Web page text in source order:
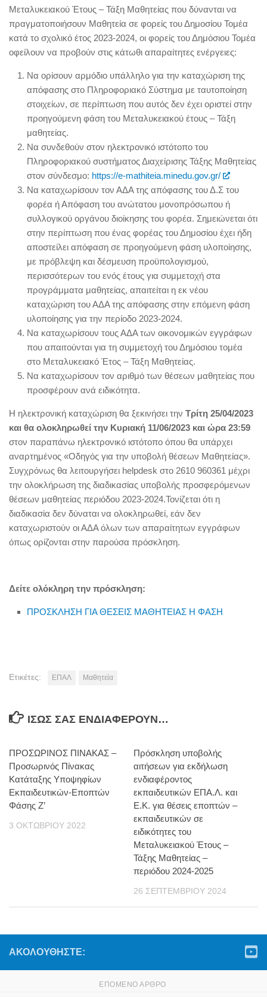
Μεταλυκειακού Έτους – Τάξη Μαθητείας που δύνανται να
πραγματοποιήσουν Μαθητεία σε φορείς του Δημοσίου Τομέα
κατά το σχολικό έτος 2023-2024, οι φορείς του Δημόσιου Τομέα
οφείλουν να προβούν στις κάτωθι απαραίτητες ενέργειες:
Να ορίσουν αρμόδιο υπάλληλο για την καταχώριση της
απόφασης στο Πληροφοριακό Σύστημα με ταυτοποίηση
στοιχείων, σε περίπτωση που αυτός δεν έχει οριστεί στην
προηγούμενη φάση του Μεταλυκειακού έτους – Τάξη
μαθητείας.
Να συνδεθούν στον ηλεκτρονικό ιστότοπο του
Πληροφοριακού συστήματος Διαχείρισης Τάξης Μαθητείας
στον σύνδεσμο: https://e-mathiteia.minedu.gov.gr/
Να καταχωρίσουν τον ΑΔΑ της απόφασης του Δ.Σ του
φορέα ή Απόφαση του ανώτατου μονοπρόσωπου ή
συλλογικού οργάνου διοίκησης του φορέα. Σημειώνεται ότι
στην περίπτωση που ένας φορέας του Δημοσίου έχει ήδη
αποστείλει απόφαση σε προηγούμενη φάση υλοποίησης,
με πρόβλεψη και δέσμευση προϋπολογισμού,
περισσότερων του ενός έτους για συμμετοχή στα
προγράμματα μαθητείας, απαιτείται η εκ νέου
καταχώριση του ΑΔΑ της απόφασης στην επόμενη φάση
υλοποίησης για την περίοδο 2023-2024.
Να καταχωρίσουν τους ΑΔΑ των οικονομικών εγγράφων
που απαιτούνται για τη συμμετοχή του Δημόσιου τομέα
στο Μεταλυκειακό Έτος – Τάξη Μαθητείας.
Να καταχωρίσουν τον αριθμό των θέσεων μαθητείας που
προσφέρουν ανά ειδικότητα.
Η ηλεκτρονική καταχώριση θα ξεκινήσει την Τρίτη 25/04/2023
και θα ολοκληρωθεί την Κυριακή 11/06/2023 και ώρα 23:59
στον παραπάνω ηλεκτρονικό ιστότοπο όπου θα υπάρχει
αναρτημένος «Οδηγός για την υποβολή θέσεων Μαθητείας».
Συγχρόνως θα λειτουργήσει helpdesk στο 2610 960361 μέχρι
την ολοκλήρωση της διαδικασίας υποβολής προσφερόμενων
θέσεων μαθητείας περιόδου 2023-2024.Τονίζεται ότι η
διαδικασία δεν δύναται να ολοκληρωθεί, εάν δεν
καταχωριστούν οι ΑΔΑ όλων των απαραίτητων εγγράφων
όπως ορίζονται στην παρούσα πρόσκληση.
Δείτε ολόκληρη την πρόσκληση:
ΠΡΟΣΚΛΗΣΗ ΓΙΑ ΘΕΣΕΙΣ ΜΑΘΗΤΕΙΑΣ Η ΦΑΣΗ
Ετικέτες: ΕΠΑΛ Μαθητεία
ΊΣΩΣ ΣΑΣ ΕΝΔΙΑΦΈΡΟΥΝ…
ΠΡΟΣΩΡΙΝΟΣ ΠΙΝΑΚΑΣ –
Προσωρινός Πίνακας
Κατάταξης Υποψηφίων
Εκπαιδευτικών-Εποπτών
Φάσης Ζ’
3 ΟΚΤΩΒΡΊΟΥ 2022
Πρόσκληση υποβολής
αιτήσεων για εκδήλωση
ενδιαφέροντος
εκπαιδευτικών ΕΠΑ.Λ. και
Ε.Κ. για θέσεις εποπτών –
εκπαιδευτικών σε
ειδικότητες του
Μεταλυκειακού Έτους –
Τάξης Μαθητείας –
περιόδου 2024-2025
26 ΣΕΠΤΕΜΒΡΊΟΥ 2024
ΑΚΟΛΟΥΘΉΣΤΕ:
ΕΠΌΜΕΝΟ ΆΡΘΡΟ